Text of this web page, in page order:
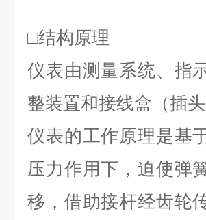
□结构原理
仪表由测量系统、指
整装置和接线盒（插
仪表的工作原理是基
压力作用下，迫使弹
移，借助接杆经齿轮